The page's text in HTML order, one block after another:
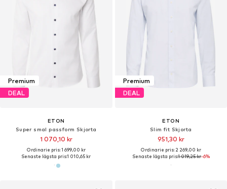
Premium
DEAL
ETON
Super smal passform Skjorta
1 070,10 kr
Ordinarie pris: 1 699,00 kr
Senaste lägsta pris:1 010,65 kr
Premium
DEAL
ETON
Slim fit Skjorta
951,30 kr
Ordinarie pris: 2 269,00 kr
Senaste lägsta pris:1 019,25 kr-6%